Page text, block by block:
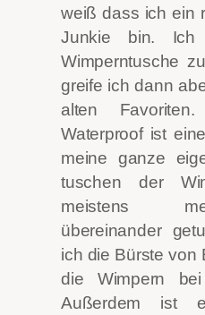
weiß dass ich ein
Junkie bin.
Wimperntusche
greife ich dann
alten
Waterproof ist
meine ganze
tuschen der
meistens
übereinander
ich die Bürste von
die Wimpern
Außerdem ist